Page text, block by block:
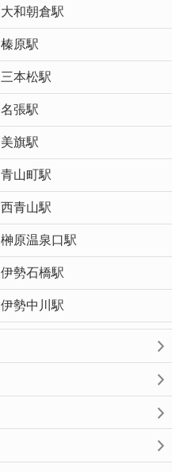
大和朝倉駅
榛原駅
三本松駅
名張駅
美旗駅
青山町駅
西青山駅
榊原温泉口駅
伊勢石橋駅
伊勢中川駅